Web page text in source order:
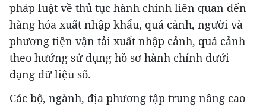
pháp luật về thủ tục hành chính liên quan đến
hàng hóa xuất nhập khẩu, quá cảnh, người và
phương tiện vận tải xuất nhập cảnh, quá cảnh
theo hướng sử dụng hồ sơ hành chính dưới
dạng dữ liệu số.
Các bộ, ngành, địa phương tập trung nâng cao